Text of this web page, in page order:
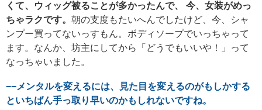
くて、ウィッグ被ることが多かったんで、 今、女装がめっ
ちゃラクです。 朝の支度もたいへんでしたけど、今、シャ
ンプー買ってないっすもん。ボディソープでいっちゃって
ます。なんか、坊主にしてから「どうでもいいや！」って
なっちゃいました。
−−メンタルを変えるには、見た目を変えるのがもしかする
といちばん手っ取り早いのかもしれないですね。